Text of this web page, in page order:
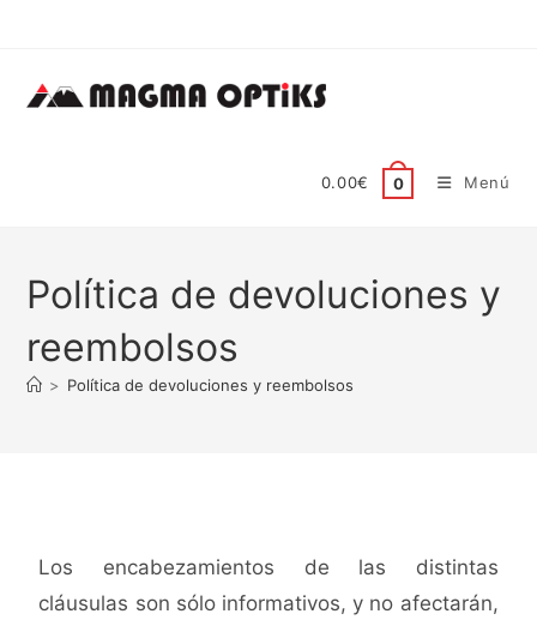
0.00€ 0 Menú
Política de devoluciones y
reembolsos
> Política de devoluciones y reembolsos
Los encabezamientos de las distintas
cláusulas son sólo informativos, y no afectarán,